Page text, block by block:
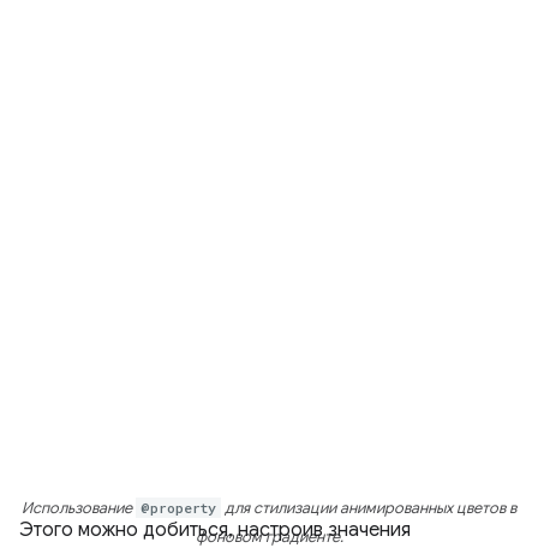
Использование @property для стилизации анимированных цветов в
фоновом градиенте.
Этого можно добиться, настроив значения